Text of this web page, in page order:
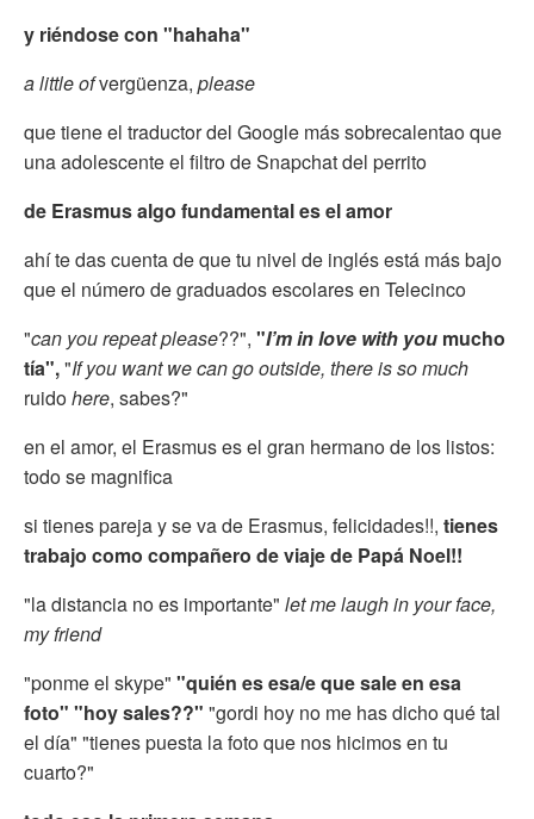
y riéndose con "hahaha"
a little ofvergüenza, please
que tiene el traductor del Google más sobrecalentao que
una adolescente el filtro de Snapchat del perrito
de Erasmus algo fundamental es el amor
ahí te das cuenta de que tu nivel de inglés está más bajo
que el número de graduados escolares en Telecinco
"can you repeat please??", "I’m in love with you mucho
tía","If you want we can go outside, there is so much
ruidohere, sabes?"
en el amor, el Erasmus es el gran hermano de los listos:
todo se magnifica
si tienes pareja y se va de Erasmus, felicidades!!, tienes
trabajo como compañero de viaje de Papá Noel!!
"la distancia no es importante" let me laugh in your face,
my friend
"ponme el skype" "quién es esa/e que sale en esa
foto" "hoy sales??" "gordi hoy no me has dicho qué tal
el día" "tienes puesta la foto que nos hicimos en tu
cuarto?"